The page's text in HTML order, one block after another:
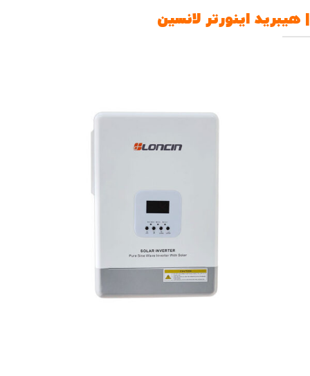
| هیبرید اینورتر لانسین